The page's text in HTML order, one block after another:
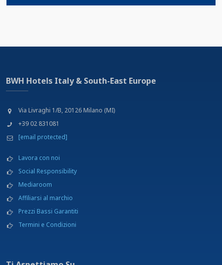
BWH Hotels Italy & South-East Europe
Via Livraghi 1/B, 20126 Milano (MI)
+39 02 831081
[email protected]
Lavora con noi
Social Responsibility
Mediaroom
Affiliarsi al marchio
Prezzi Bassi Garantiti
Termini e Condizioni